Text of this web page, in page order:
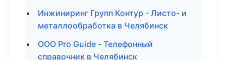
Инжиниринг Групп Контур - Листо- и
металлообработка в Челябинск
ООО Pro Guide - Телефонный
справочник в Челябинск